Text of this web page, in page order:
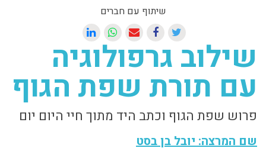
שיתוף עם חברים
שילוב גרפולוגיה
עם תורת שפת הגוף
פרוש שפת הגוף וכתב היד מתוך חיי היום יום
שם המרצה: יובל בן בסט